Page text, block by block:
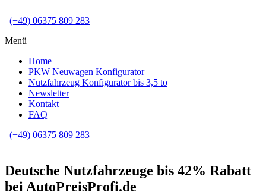
(+49) 06375 809 283
Menü
Home
PKW Neuwagen Konfigurator
Nutzfahrzeug Konfigurator bis 3,5 to
Newsletter
Kontakt
FAQ
(+49) 06375 809 283
Deutsche Nutzfahrzeuge bis 42% Rabatt
bei AutoPreisProfi.de